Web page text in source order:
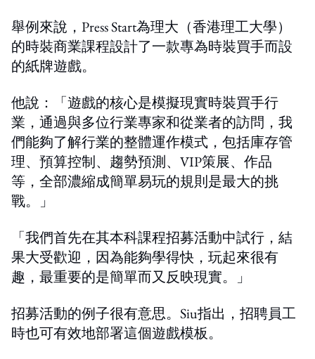
舉例來說，Press Start為理大（香港理工大學）
的時裝商業課程設計了一款專為時裝買手而設
的紙牌遊戲。
他說：「遊戲的核心是模擬現實時裝買手行
業，通過與多位行業專家和從業者的訪問，我
們能夠了解行業的整體運作模式，包括庫存管
理、預算控制、趨勢預測、VIP策展、作品
等，全部濃縮成簡單易玩的規則是最大的挑
戰。」
「我們首先在其本科課程招募活動中試行，結
果大受歡迎，因為能夠學得快，玩起來很有
趣，最重要的是簡單而又反映現實。」
招募活動的例子很有意思。Siu指出，招聘員工
時也可有效地部署這個遊戲模板。